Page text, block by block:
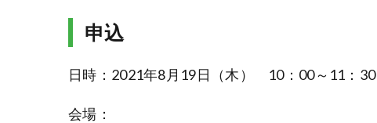
申込
日時：2021年8月19日（木） 10：00～11：30
会場：